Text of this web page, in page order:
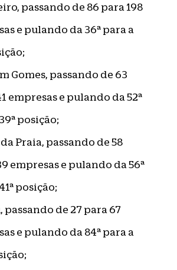
passando de 86 para 198
e pulando da 36ª para a
Gomes, passando de 63
empresas e pulando da 52ª
posição;
Praia, passando de 58
empresas e pulando da 56ª
posição;
passando de 27 para 67
e pulando da 84ª para a